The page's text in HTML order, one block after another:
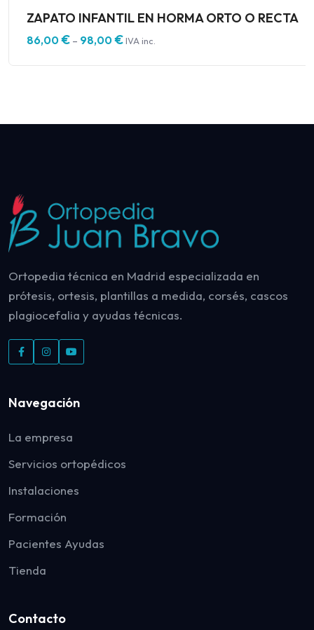
ZAPATO INFANTIL EN HORMA ORTO O RECTA
86,00€ – 98,00€IVA inc.
Ortopedia técnica en Madrid especializada en
prótesis, ortesis, plantillas a medida, corsés, cascos
plagiocefalia y ayudas técnicas.
Navegación
La empresa
Servicios ortopédicos
Instalaciones
Formación
Pacientes Ayudas
Tienda
Contacto